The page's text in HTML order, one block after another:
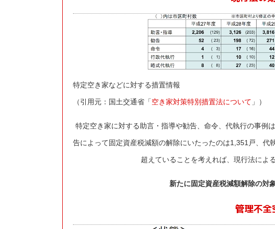
特定空き家などに対する措置情報
（引用元：国土交通省「空き家対策特別措置法について 」）
特定空き家に対する助言・指導や勧告、命令、代執行の事例
告によって固定資産税減額の解除にいたったのは1,351戸、
超えていることを考えれば、現行法によ
新たに固定資産税減額解除の対
管理不全